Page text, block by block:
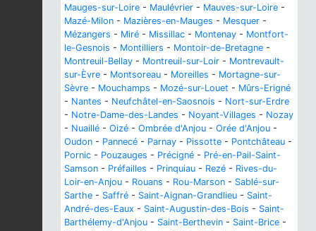
Mauges-sur-Loire - Maulévrier - Mauves-sur-Loire -
Mazé-Milon - Mazières-en-Mauges - Mesquer -
Mézangers - Miré - Missillac - Montenay - Montfort-
le-Gesnois - Montilliers - Montoir-de-Bretagne -
Montreuil-Bellay - Montreuil-sur-Loir - Montrevault-
sur-Èvre - Montsoreau - Moreilles - Mortagne-sur-
Sèvre - Mouchamps - Mozé-sur-Louet - Mûrs-Erigné
- Nantes - Neufchâtel-en-Saosnois - Nort-sur-Erdre
- Notre-Dame-des-Landes - Noyant-Villages - Nozay
- Nuaillé - Oizé - Ombrée d'Anjou - Orée d'Anjou -
Oudon - Pannecé - Parnay - Pissotte - Pontchâteau -
Pornic - Pouzauges - Précigné - Pré-en-Pail-Saint-
Samson - Préfailles - Prinquiau - Rezé - Rives-du-
Loir-en-Anjou - Rouans - Rou-Marson - Sablé-sur-
Sarthe - Saffré - Saint-Aignan-Grandlieu - Saint-
André-des-Eaux - Saint-Augustin-des-Bois - Saint-
Barthélemy-d'Anjou - Saint-Berthevin - Saint-Brice -